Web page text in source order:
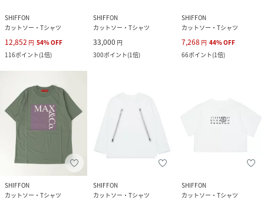
SHIFFON
カットソー・Tシャツ
12,852 円 54%OFF
116ポイント(1倍)
SHIFFON
カットソー・Tシャツ
33,000 円
300ポイント(1倍)
SHIFFON
カットソー・Tシャツ
7,268 円 44%OFF
66ポイント(1倍)
SHIFFON
カットソー・Tシャツ
SHIFFON
カットソー・Tシャツ
SHIFFON
カットソー・Tシャツ